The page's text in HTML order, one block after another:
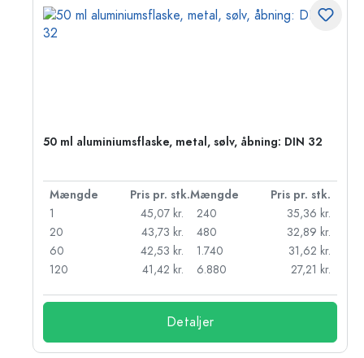
50 ml aluminiumsflaske, metal, sølv, åbning: DIN 32
Mængde Pris pr. stk.Mængde
Pris pr. stk.
1
45,07 kr.
20
43,73 kr.
60
42,53 kr.
120
41,42 kr.
240
35,36 kr.
480
32,89 kr.
1.740
31,62 kr.
6.880
27,21 kr.
Detaljer